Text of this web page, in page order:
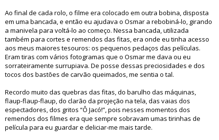
Ao final de cada rolo, o filme era colocado em outra bobina, disposta
em uma bancada, e então eu ajudava o Osmar a rebobiná-lo, girando
a manivela para voltá-lo ao começo. Nessa bancada, utilizada
também para cortes e remendos das fitas, era onde eu tinha acesso
aos meus maiores tesouros: os pequenos pedaços das películas.
Eram tiras com vários fotogramas que o Osmar me dava ou eu
sorrateiramente surrupiava. De posse dessas preciosidades e dos
tocos dos bastões de carvão queimados, me sentia o tal.
Recordo muito das quebras das fitas, do barulho das máquinas,
flaup-flaup-flaup, do clarão da projeção na tela, das vaias dos
espectadores, dos gritos “Ô Jacó!”, pois nesses momentos dos
remendos dos filmes era que sempre sobravam umas tirinhas de
película para eu guardar e deliciar-me mais tarde.